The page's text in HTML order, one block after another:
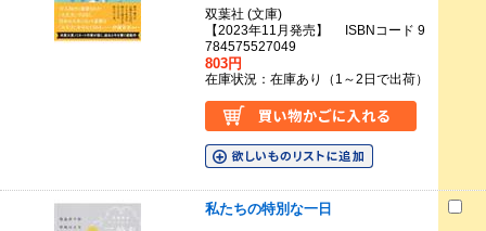
双葉社 (文庫)
【2023年11月発売】 ISBNコード 9
784575527049
803円
在庫状況：在庫あり（1～2日で出荷）
私たちの特別な一日